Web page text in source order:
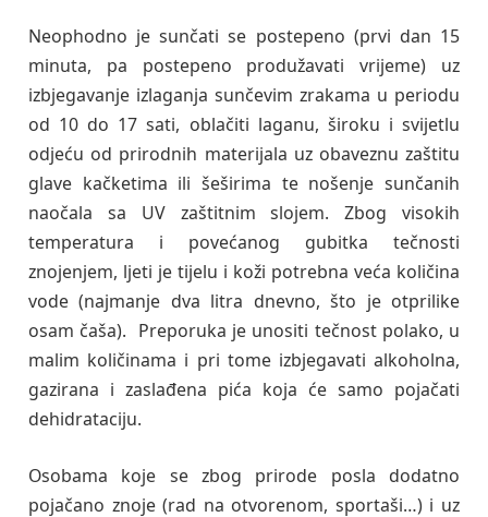
Neophodno je sunčati se postepeno (prvi dan 15
minuta, pa postepeno produžavati vrijeme) uz
izbjegavanje izlaganja sunčevim zrakama u periodu
od 10 do 17 sati, oblačiti laganu, široku i svijetlu
odjeću od prirodnih materijala uz obaveznu zaštitu
glave kačketima ili šeširima te nošenje sunčanih
naočala sa UV zaštitnim slojem. Zbog visokih
temperatura i povećanog gubitka tečnosti
znojenjem, ljeti je tijelu i koži potrebna veća količina
vode (najmanje dva litra dnevno, što je otprilike
osam čaša). Preporuka je unositi tečnost polako, u
malim količinama i pri tome izbjegavati alkoholna,
gazirana i zaslađena pića koja će samo pojačati
dehidrataciju.
Osobama koje se zbog prirode posla dodatno
pojačano znoje (rad na otvorenom, sportaši…) i uz